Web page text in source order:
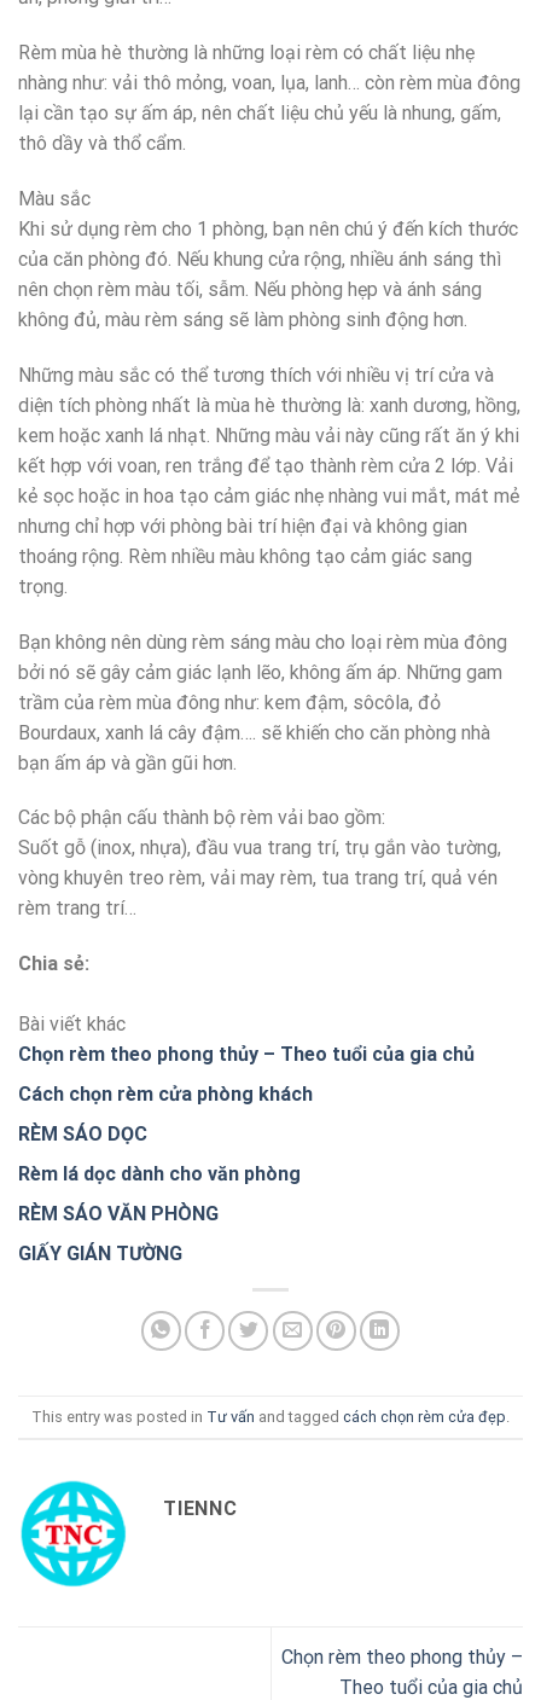
Rèm mùa hè thường là những loại rèm có chất liệu nhẹ
nhàng như: vải thô mỏng, voan, lụa, lanh… còn rèm mùa đông
lại cần tạo sự ấm áp, nên chất liệu chủ yếu là nhung, gấm,
thô dầy và thổ cẩm.
Màu sắc
Khi sử dụng rèm cho 1 phòng, bạn nên chú ý đến kích thước
của căn phòng đó. Nếu khung cửa rộng, nhiều ánh sáng thì
nên chọn rèm màu tối, sẫm. Nếu phòng hẹp và ánh sáng
không đủ, màu rèm sáng sẽ làm phòng sinh động hơn.
Những màu sắc có thể tương thích với nhiều vị trí cửa và
diện tích phòng nhất là mùa hè thường là: xanh dương, hồng,
kem hoặc xanh lá nhạt. Những màu vải này cũng rất ăn ý khi
kết hợp với voan, ren trắng để tạo thành rèm cửa 2 lớp. Vải
kẻ sọc hoặc in hoa tạo cảm giác nhẹ nhàng vui mắt, mát mẻ
nhưng chỉ hợp với phòng bài trí hiện đại và không gian
thoáng rộng. Rèm nhiều màu không tạo cảm giác sang
trọng.
Bạn không nên dùng rèm sáng màu cho loại rèm mùa đông
bởi nó sẽ gây cảm giác lạnh lẽo, không ấm áp. Những gam
trầm của rèm mùa đông như: kem đậm, sôcôla, đỏ
Bourdaux, xanh lá cây đậm…. sẽ khiến cho căn phòng nhà
bạn ấm áp và gần gũi hơn.
Các bộ phận cấu thành bộ rèm vải bao gồm:
Suốt gỗ (inox, nhựa), đầu vua trang trí, trụ gắn vào tường,
vòng khuyên treo rèm, vải may rèm, tua trang trí, quả vén
rèm trang trí…
Chia sẻ:
Bài viết khác
Chọn rèm theo phong thủy – Theo tuổi của gia chủ
Cách chọn rèm cửa phòng khách
RÈM SÁO DỌC
Rèm lá dọc dành cho văn phòng
RÈM SÁO VĂN PHÒNG
GIẤY GIÁN TƯỜNG
This entry was posted in Tư vấn and tagged cách chọn rèm cửa đẹp
TIENNC
Chọn rèm theo phong thủy –
Theo tuổi của gia chủ